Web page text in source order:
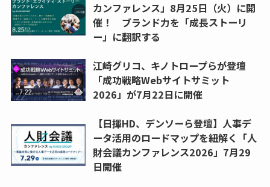
カンファレンス」8月25日（火）に開
催！ ブランド力を「成長ストーリ
ー」に翻訳する
江崎グリコ、キノトロープらが登壇
「成功戦略Webサイトサミット
2026」が7月22日に開催
【日揮HD、デンソーら登壇】人事デ
ータ活用のロードマップを紐解く「人
財会議カンファレンス2026」7月29
日開催